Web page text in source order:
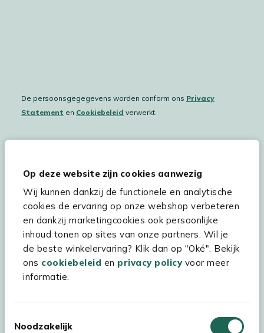
Op deze website zijn cookies aanwezig
Wij kunnen dankzij de functionele en analytische
cookies de ervaring op onze webshop verbeteren
en dankzij marketingcookies ook persoonlijke
inhoud tonen op sites van onze partners. Wil je
de beste winkelervaring? Klik dan op "Oké". Bekijk
ons cookiebeleid en privacy policyvoor meer
informatie.
Noodzakelijk
De persoonsgegegevens worden conform ons Privacy
Statement en Cookiebeleid verwerkt.
Hulp & service
Assortiment
Kees Smit Tuinmeubelen
Experience Stores XXL